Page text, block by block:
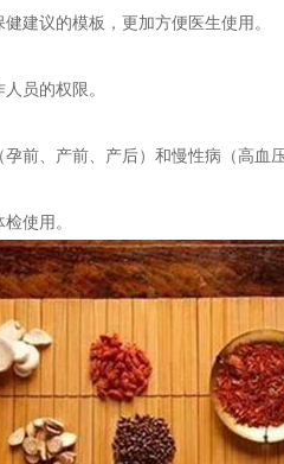
建议的模板，更加方便医生使用。
员的权限。
、产前、产后）和慢性病（高血
使用。